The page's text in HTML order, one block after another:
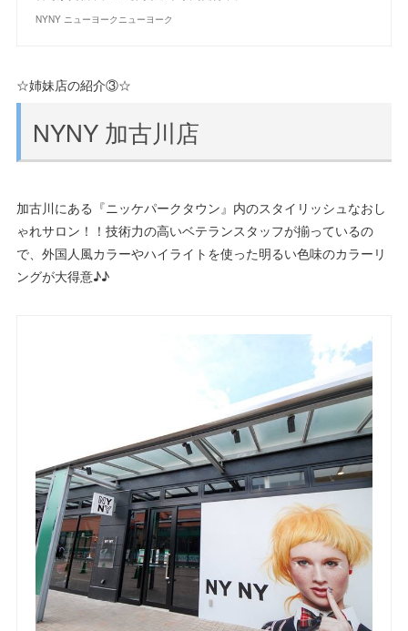
NYNY ニューヨークニューヨーク
☆姉妹店の紹介③☆
NYNY 加古川店
加古川にある『ニッケパークタウン』内のスタイリッシュなおし
ゃれサロン！！技術力の高いベテランスタッフが揃っているの
で、外国人風カラーやハイライトを使った明るい色味のカラーリ
ングが大得意♪♪